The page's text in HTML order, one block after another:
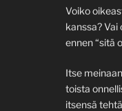
Voiko
kanssa? Vai
ennen “sitä
Itse
toista
itsensä